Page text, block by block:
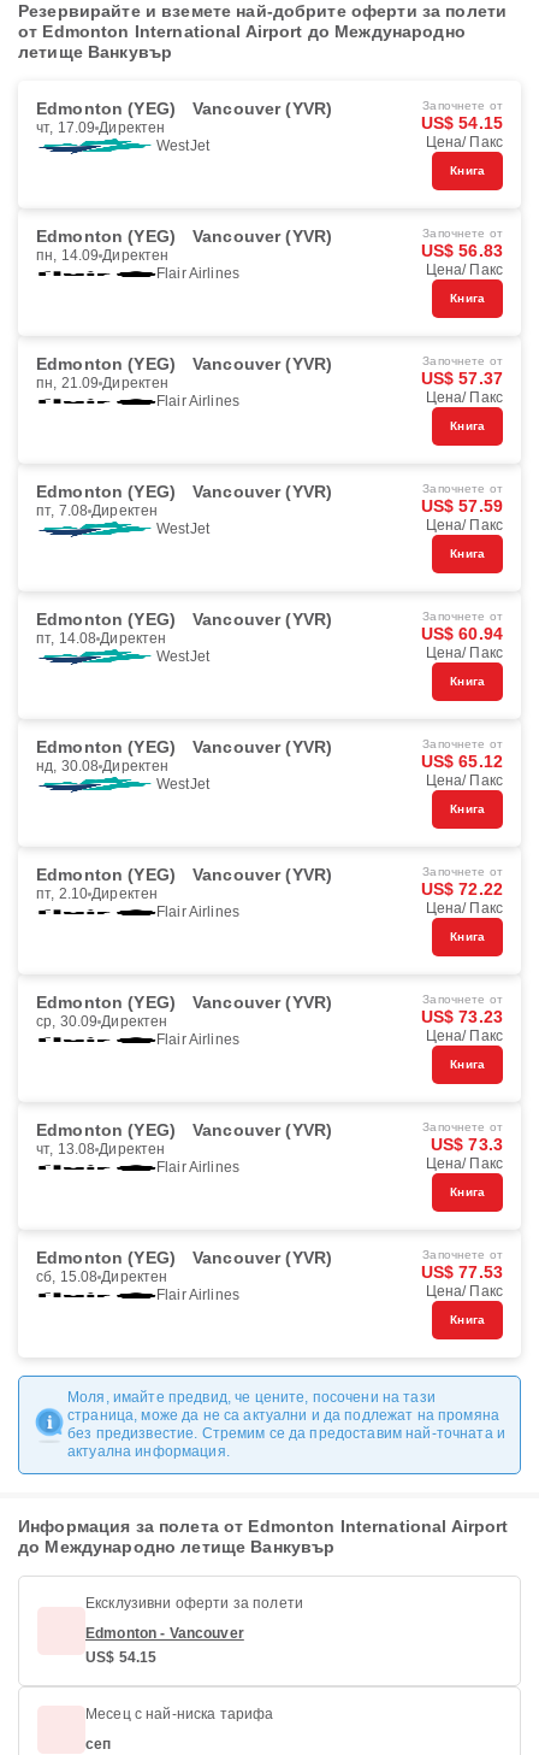
Резервирайте и вземете най-добрите оферти за полети
от Edmonton International Airport до Международно
летище Ванкувър
Edmonton (YEG) Vancouver (YVR)
чт, 17.09 Директен
WestJet
Започнете от
US$ 54.15
Цена/ Пакс
Книга
Edmonton (YEG) Vancouver (YVR)
пн, 14.09 Директен
Flair Airlines
Започнете от
US$ 56.83
Цена/ Пакс
Книга
Edmonton (YEG) Vancouver (YVR)
пн, 21.09 Директен
Flair Airlines
Започнете от
US$ 57.37
Цена/ Пакс
Книга
Edmonton (YEG) Vancouver (YVR)
пт, 7.08 Директен
WestJet
Започнете от
US$ 57.59
Цена/ Пакс
Книга
Edmonton (YEG) Vancouver (YVR)
пт, 14.08 Директен
WestJet
Започнете от
US$ 60.94
Цена/ Пакс
Книга
Edmonton (YEG) Vancouver (YVR)
нд, 30.08 Директен
WestJet
Започнете от
US$ 65.12
Цена/ Пакс
Книга
Edmonton (YEG) Vancouver (YVR)
пт, 2.10 Директен
Flair Airlines
Започнете от
US$ 72.22
Цена/ Пакс
Книга
Edmonton (YEG) Vancouver (YVR)
ср, 30.09 Директен
Flair Airlines
Започнете от
US$ 73.23
Цена/ Пакс
Книга
Edmonton (YEG) Vancouver (YVR)
чт, 13.08 Директен
Flair Airlines
Започнете от
US$ 73.3
Цена/ Пакс
Книга
Edmonton (YEG) Vancouver (YVR)
сб, 15.08 Директен
Flair Airlines
Започнете от
US$ 77.53
Цена/ Пакс
Книга
Моля, имайте предвид, че цените, посочени на тази
страница, може да не са актуални и да подлежат на промяна
без предизвестие. Стремим се да предоставим най-точната и
актуална информация.
Информация за полета от Edmonton International Airport
до Международно летище Ванкувър
Ексклузивни оферти за полети
Edmonton - Vancouver
US$ 54.15
Месец с най-ниска тарифа
сеп